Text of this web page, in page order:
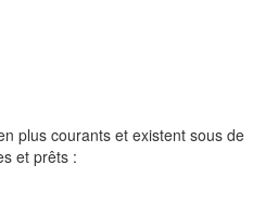
plus courants et existent sous de
et prêts :